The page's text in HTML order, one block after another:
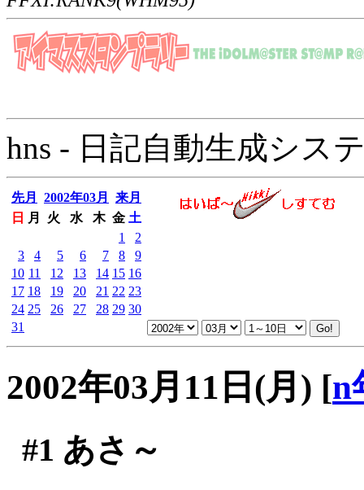
hns - 日記自動生成シス
先月 2002年03月
来月
日
月 火 水 木 金 土
1
2
3
4 5 6 7 8
9
10 11 12 13 14 15 16
17 18 19 20 21 22 23
24 25 26 27 28 29 30
31
2002年03月11日(月) [n
#1 あさ～